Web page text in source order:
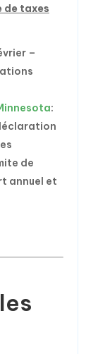
de taxes
–
:
de
annuel et